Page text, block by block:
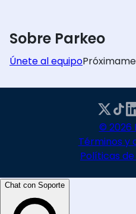
Sobre Parkeo
Únete al equipo
© 2026
Términos y
Políticas
Chat con Soporte